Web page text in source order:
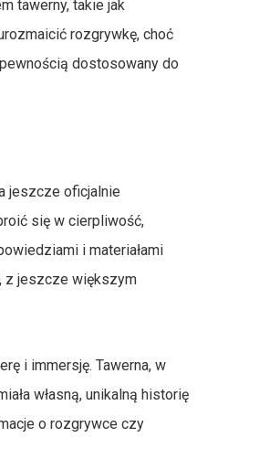
tawerny, takie jak
rozgrywkę, choć
dostosowany do
jeszcze oficjalnie
się w cierpliwość,
i materiałami
z jeszcze większym
i immersję. Tawerna, w
własną, unikalną historię
o rozgrywce czy